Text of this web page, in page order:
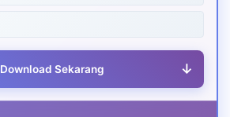
Download Sekarang ↓